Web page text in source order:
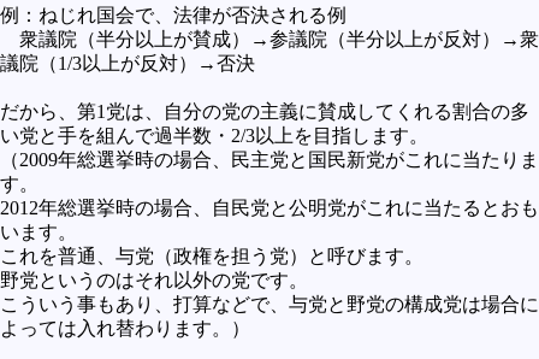
例：ねじれ国会で、法律が否決される例
衆議院（半分以上が賛成）→参議院（半分以上が反対）→衆
議院（1/3以上が反対）→否決
だから、第1党は、自分の党の主義に賛成してくれる割合の多
い党と手を組んで過半数・2/3以上を目指します。
（2009年総選挙時の場合、民主党と国民新党がこれに当たりま
す。
2012年総選挙時の場合、自民党と公明党がこれに当たるとおも
います。
これを普通、与党（政権を担う党）と呼びます。
野党というのはそれ以外の党です。
こういう事もあり、打算などで、与党と野党の構成党は場合に
よっては入れ替わります。）